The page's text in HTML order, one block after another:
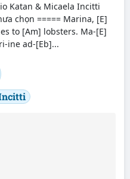
Katan & Micaela Incitti
chọn ===== Marina, [E]
to [Am] lobsters. Ma-[E]
ine ad-[Eb]...